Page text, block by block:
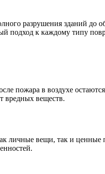
разрушения зданий до
подход к каждому типу
пожара в воздухе
вредных веществ.
личные вещи, так и